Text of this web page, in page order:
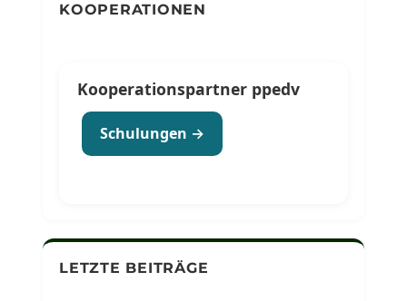
KOOPERATIONEN
Kooperationspartner ppedv
Schulungen →
LETZTE BEITRÄGE